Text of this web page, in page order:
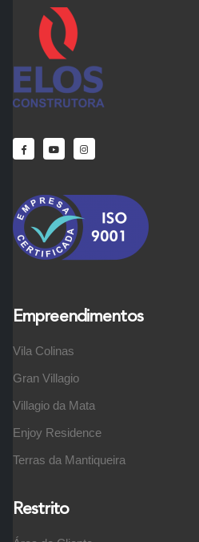
Empreendimentos
Vila Colinas
Gran Villagio
Villagio da Mata
Enjoy Residence
Terras da Mantiqueira
Restrito